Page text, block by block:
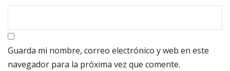
Guarda mi nombre, correo electrónico y web en este
navegador para la próxima vez que comente.